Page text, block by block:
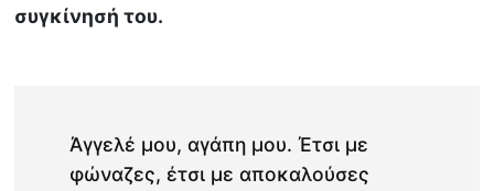
συγκίνησή του.
Άγγελέ μου, αγάπη μου. Έτσι με
φώναζες, έτσι με αποκαλούσες